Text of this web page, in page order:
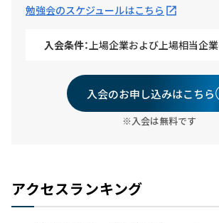
勉強会のスケジュールはこちら
入会条件：上場企業および上場相当企
入会のお申し込みはこちら
※入会は無料です
アクセスランキング